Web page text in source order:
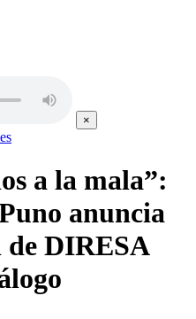
×
a la mala”:
anuncia
DIRESA